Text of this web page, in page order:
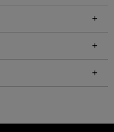
+
+
+